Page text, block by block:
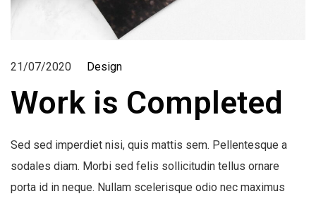
21/07/2020 Design
Work is Completed
Sed sed imperdiet nisi, quis mattis sem. Pellentesque a
sodales diam. Morbi sed felis sollicitudin tellus ornare
porta id in neque. Nullam scelerisque odio nec maximus